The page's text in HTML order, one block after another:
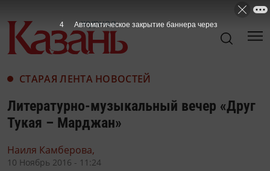
СТАРАЯ ЛЕНТА НОВОСТЕЙ
Литературно-музыкальный вечер «Друг
Тукая – Марджан»
Наиля Камберова,
10 Ноябрь 2016 - 11:24
3 Автоматическое закрытие баннера через